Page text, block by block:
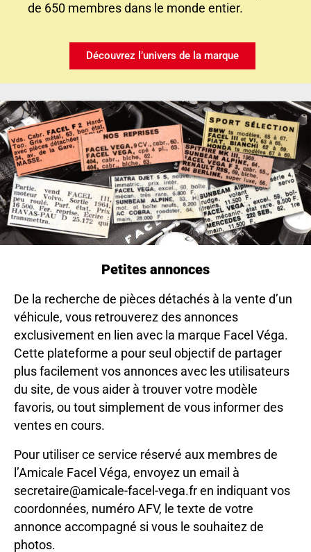
de 650 membres dans le monde entier.
Découvrez l’univers de la marque
Petites annonces
De la recherche de pièces détachés à la vente d’un
véhicule, vous retrouverez des annonces
exclusivement en lien avec la marque Facel Véga.
Cette plateforme a pour seul objectif de partager
plus facilement vos annonces avec les utilisateurs
du site, de vous aider à trouver votre modèle
favoris, ou tout simplement de vous informer des
ventes en cours.
Pour utiliser ce service réservé aux membres de
l’Amicale Facel Véga, envoyez un email à
secretaire@amicale-facel-vega.fr en indiquant vos
coordonnées, numéro AFV, le texte de votre
annonce accompagné si vous le souhaitez de
photos.